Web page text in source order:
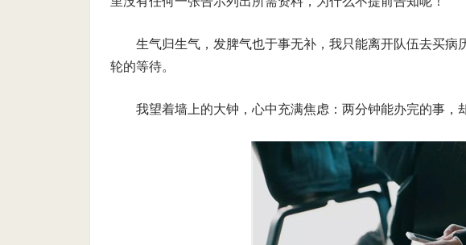
生气归生气，发脾气也于事无补，我只能离开队伍去买病
轮的等待。
我望着墙上的大钟，心中充满焦虑：两分钟能办完的事，